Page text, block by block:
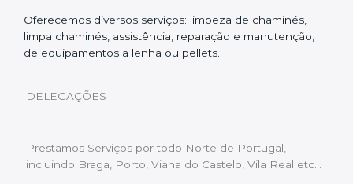
Oferecemos diversos serviços: limpeza de chaminés,
limpa chaminés, assistência, reparação e manutenção,
de equipamentos a lenha ou pellets.
DELEGAÇÕES
Prestamos Serviços por todo Norte de Portugal,
incluindo Braga, Porto, Viana do Castelo, Vila Real etc…